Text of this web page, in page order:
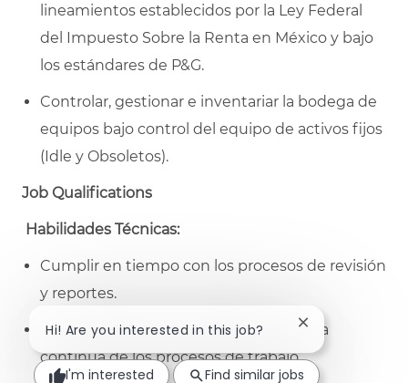
lineamientos establecidos por la Ley Federal
del Impuesto Sobre la Renta en México y bajo
los estándares de P&G.
Controlar, gestionar e inventariar la bodega de
equipos bajo control del equipo de activos fijos
(Idle y Obsoletos).
Job Qualifications
Habilidades Técnicas:
Cumplir en tiempo con los procesos de revisión
y reportes.
Contribuir proactivamente en la mejora
continua de los procesos de trabajo.
Hi! Are you interested in this job? Close chatbot
I'm interested Find similar jobs